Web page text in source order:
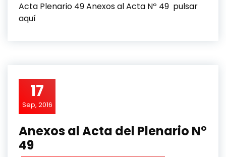
Acta Plenario 49 Anexos al Acta Nº 49 pulsar
aquí
17
Sep, 2016
Anexos al Acta del Plenario N°
49